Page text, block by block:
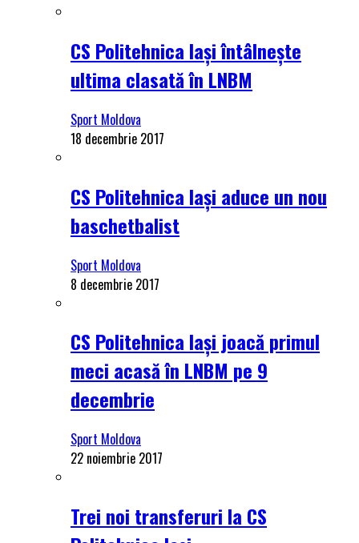
CS Politehnica Iași întâlnește
ultima clasată în LNBM
Sport Moldova
18 decembrie 2017
CS Politehnica Iași aduce un nou
baschetbalist
Sport Moldova
8 decembrie 2017
CS Politehnica Iași joacă primul
meci acasă în LNBM pe 9
decembrie
Sport Moldova
22 noiembrie 2017
Trei noi transferuri la CS